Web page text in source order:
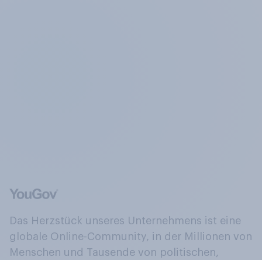
Das Herzstück unseres Unternehmens ist eine
globale Online-Community, in der Millionen von
Menschen und Tausende von politischen,